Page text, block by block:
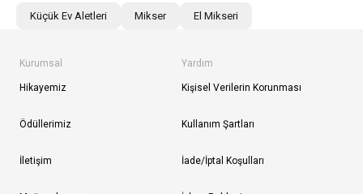
Küçük Ev Aletleri Mikser El Mikseri
Kurumsal
Hikayemiz
Ödüllerimiz
İletişim
Yardım
Kişisel Verilerin Korunması
Kullanım Şartları
İade/İptal Koşulları